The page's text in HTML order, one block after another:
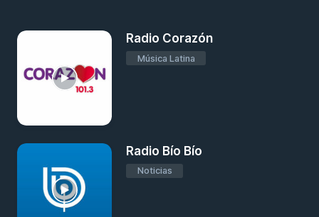
Radio Corazón
Música Latina
Radio Bío Bío
Noticias